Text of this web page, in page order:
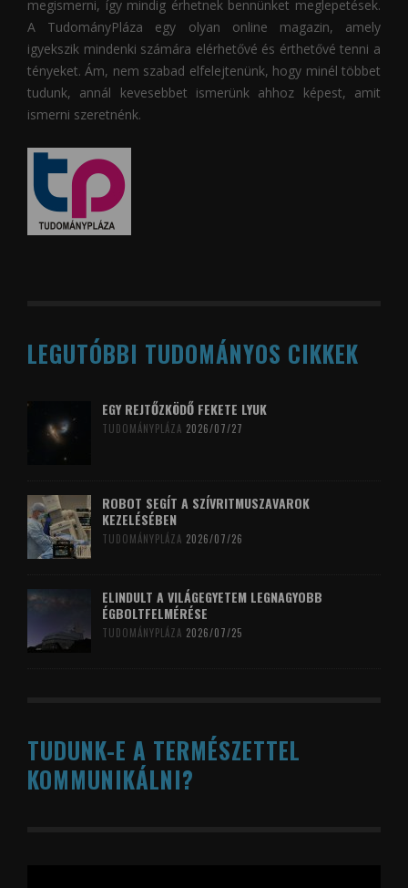
megismerni, így mindig érhetnek bennünket meglepetések.
A TudományPláza egy olyan online magazin, amely
igyekszik mindenki számára elérhetővé és érthetővé tenni a
tényeket. Ám, nem szabad elfelejtenünk, hogy minél többet
tudunk, annál kevesebbet ismerünk ahhoz képest, amit
ismerni szeretnénk.
LEGUTÓBBI TUDOMÁNYOS CIKKEK
EGY REJTŐZKÖDŐ FEKETE LYUK
TUDOMÁNYPLÁZA 2026/07/27
ROBOT SEGÍT A SZÍVRITMUSZAVAROK
KEZELÉSÉBEN
TUDOMÁNYPLÁZA 2026/07/26
ELINDULT A VILÁGEGYETEM LEGNAGYOBB
ÉGBOLTFELMÉRÉSE
TUDOMÁNYPLÁZA 2026/07/25
TUDUNK-E A TERMÉSZETTEL
KOMMUNIKÁLNI?